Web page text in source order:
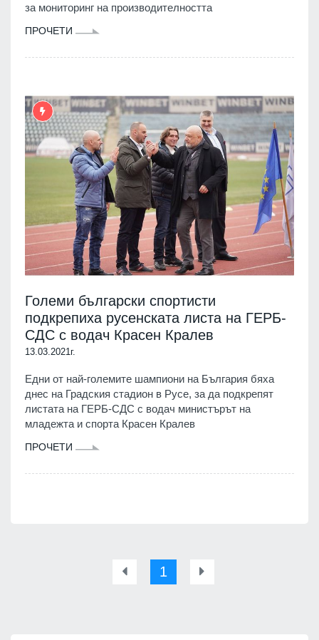
за мониторинг на производителността
ПРОЧЕТИ
Големи български спортисти
подкрепиха русенската листа на ГЕРБ-
СДС с водач Красен Кралев
13.03.2021г.
Едни от най-големите шампиони на България бяха
днес на Градския стадион в Русе, за да подкрепят
листата на ГЕРБ-СДС с водач министърът на
младежта и спорта Красен Кралев
ПРОЧЕТИ
1